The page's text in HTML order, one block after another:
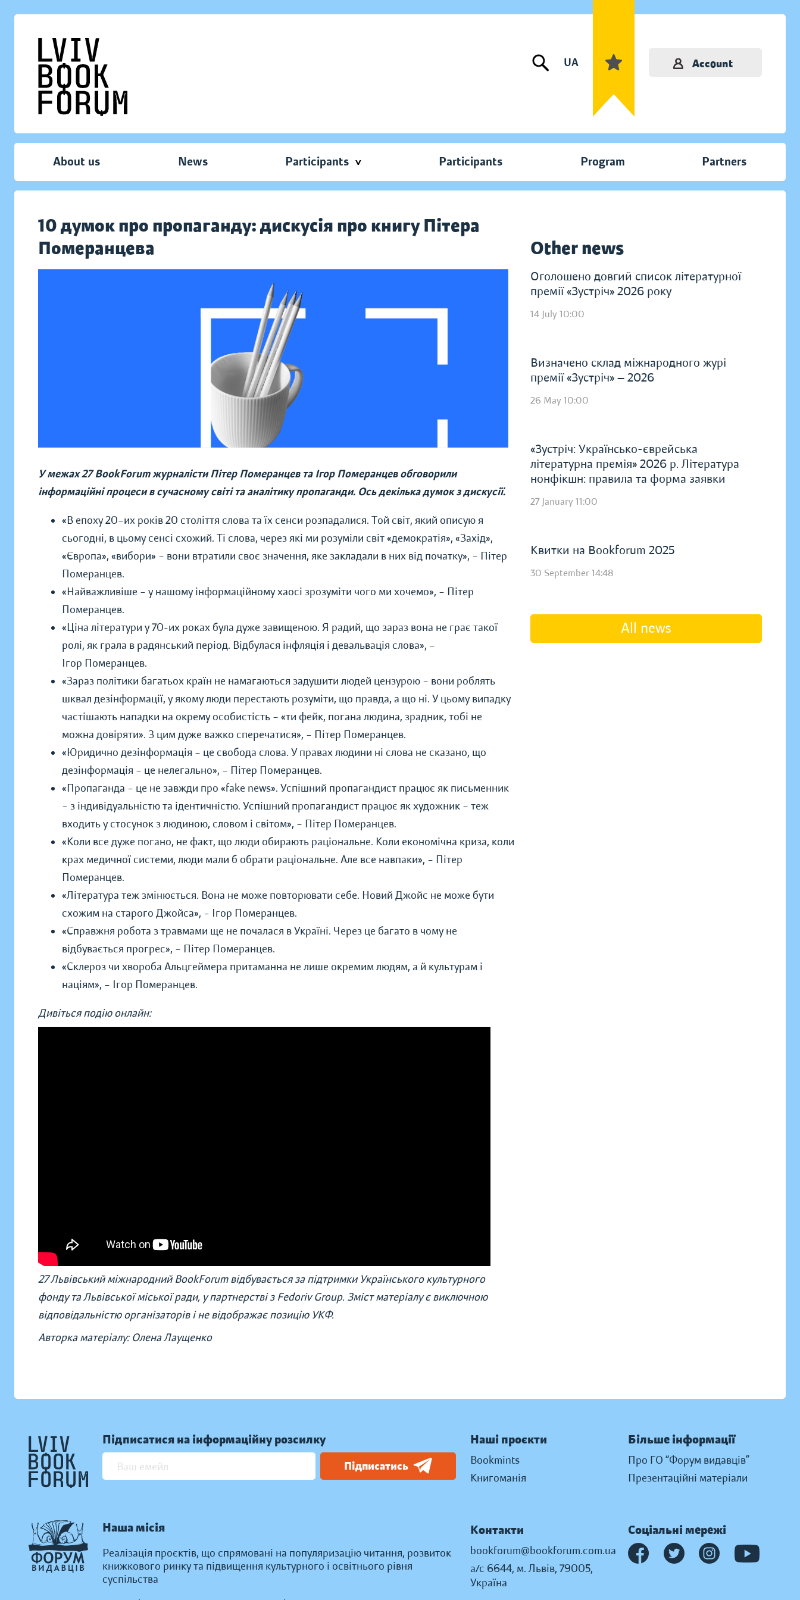
UA Account
About us News Participants Participants Program Partners
10 думок про пропаганду: дискусія про книгу Пітера
Померанцева
Other news
У межах 27 BookForum журналісти Пітер Померанцев та Ігор Померанцев обговорили
інформаційні процеси в сучасному світі та аналітику пропаганди. Ось декілька думок з дискусії.
«В епоху 20–их років 20 століття слова та їх сенси розпадалися. Той світ, який описую я
сьогодні, в цьому сенсі схожий. Ті слова, через які ми розуміли світ «демократія», «Захід»,
«Європа», «вибори» – вони втратили своє значення, яке закладали в них від початку», – Пітер
Померанцев.
«Найважливіше – у нашому інформаційному хаосі зрозуміти чого ми хочемо», – Пітер
Померанцев.
«Ціна літератури у 70-их роках була дуже завищеною. Я радий, що зараз вона не грає такої
ролі, як грала в радянський період. Відбулася інфляція і девальвація слова», –
Ігор Померанцев.
«Зараз політики багатьох країн не намагаються задушити людей цензурою – вони роблять
шквал дезінформації, у якому люди перестають розуміти, що правда, а що ні. У цьому випадку
частішають нападки на окрему особистість – «ти фейк, погана людина, зрадник, тобі не
можна довіряти». З цим дуже важко сперечатися», – Пітер Померанцев.
«Юридично дезінформація – це свобода слова. У правах людини ні слова не сказано, що
дезінформація – це нелегально», – Пітер Померанцев.
«Пропаганда – це не завжди про «fake news». Успішний пропагандист працює як письменник
– з індивідуальністю та ідентичністю. Успішний пропагандист працює як художник – теж
входить у стосунок з людиною, словом і світом», – Пітер Померанцев.
«Коли все дуже погано, не факт, що люди обирають раціональне. Коли економічна криза, коли
крах медичної системи, люди мали б обрати раціональне. Але все навпаки», – Пітер
Померанцев.
«Література теж змінюється. Вона не може повторювати себе. Новий Джойс не може бути
схожим на старого Джойса», – Ігор Померанцев.
«Справжня робота з травмами ще не почалася в Україні. Через це багато в чому не
відбувається прогрес», – Пітер Померанцев.
«Склероз чи хвороба Альцгеймера притаманна не лише окремим людям, а й культурам і
націям», – Ігор Померанцев.
Дивіться подію онлайн:
27 Львівський міжнародний BookForum відбувається за підтримки Українського культурного
фонду та Львівської міської ради, у партнерстві з Fedoriv Group. Зміст матеріалу є виключною
відповідальністю організаторів і не відображає позицію УКФ.
Авторка матеріалу: Олена Лаущенко
Оголошено довгий список літературної
премії «Зустріч» 2026 року
14 July 10:00
Визначено склад міжнародного журі
премії «Зустріч» — 2026
26 May 10:00
«Зустріч: Українсько-єврейська
літературна премія» 2026 р. Література
нонфікшн: правила та форма заявки
27 January 11:00
Квитки на Bookforum 2025
30 September 14:48
All news
Підписатися на інформаційну розсилку
Підписатись
Наша місія
Реалізація проєктів, що спрямовані на популяризацію читання, розвиток
книжкового ринку та підвищення культурного і освітнього рівня
суспільства
Наші проєкти
Bookmints
Книгоманія
Більше інформації
Про ГО “Форум видавців”
Презентаційні матеріали
Контакти
bookforum@bookforum.com.ua
а/с 6644, м. Львів, 79005,
Україна
Соціальні мережі